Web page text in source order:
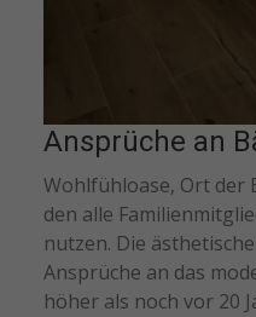
Ansprüche an
Wohlfühloase, Ort der
den alle
nutzen. Die
Ansprüche an das
höher als noch vor 20